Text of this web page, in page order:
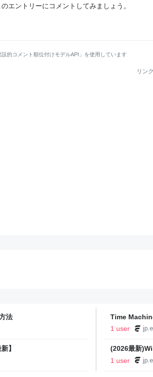
のエントリーにコメントしてみましょう。
的コメント順位付けモデルAPI」を使用しています
リン
法
Time
1 user
】
(2026最新
する方法
1 user